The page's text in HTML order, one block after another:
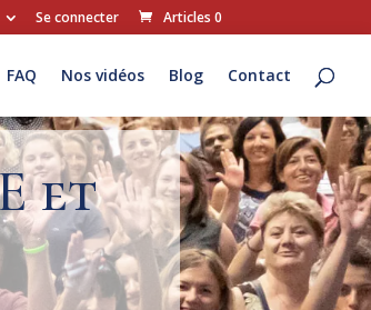
Se connecter Articles 0
FAQ Nos vidéos Blog Contact
et